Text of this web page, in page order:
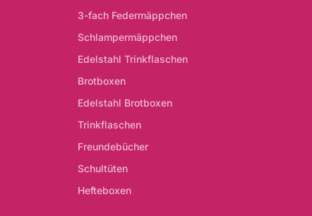
3-fach Federmäppchen
Schlampermäppchen
Edelstahl Trinkflaschen
Brotboxen
Edelstahl Brotboxen
Trinkflaschen
Freundebücher
Schultüten
Hefteboxen